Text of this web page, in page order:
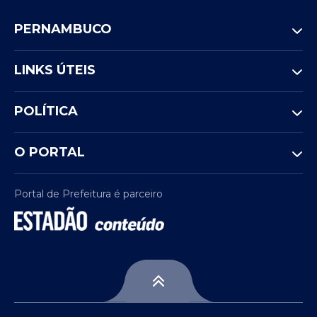
PERNAMBUCO
LINKS ÚTEIS
POLÍTICA
O PORTAL
Portal de Prefeitura é parceiro